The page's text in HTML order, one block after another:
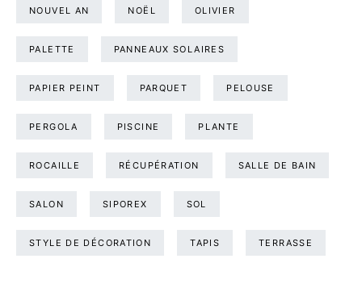
NOUVEL AN NOËL OLIVIER
PALETTE PANNEAUX SOLAIRES
PAPIER PEINT PARQUET PELOUSE
PERGOLA PISCINE PLANTE
ROCAILLE RÉCUPÉRATION SALLE DE BAIN
SALON SIPOREX SOL
STYLE DE DÉCORATION TAPIS TERRASSE